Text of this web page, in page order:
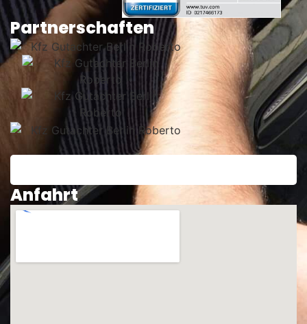
Partnerschaften
Anfahrt